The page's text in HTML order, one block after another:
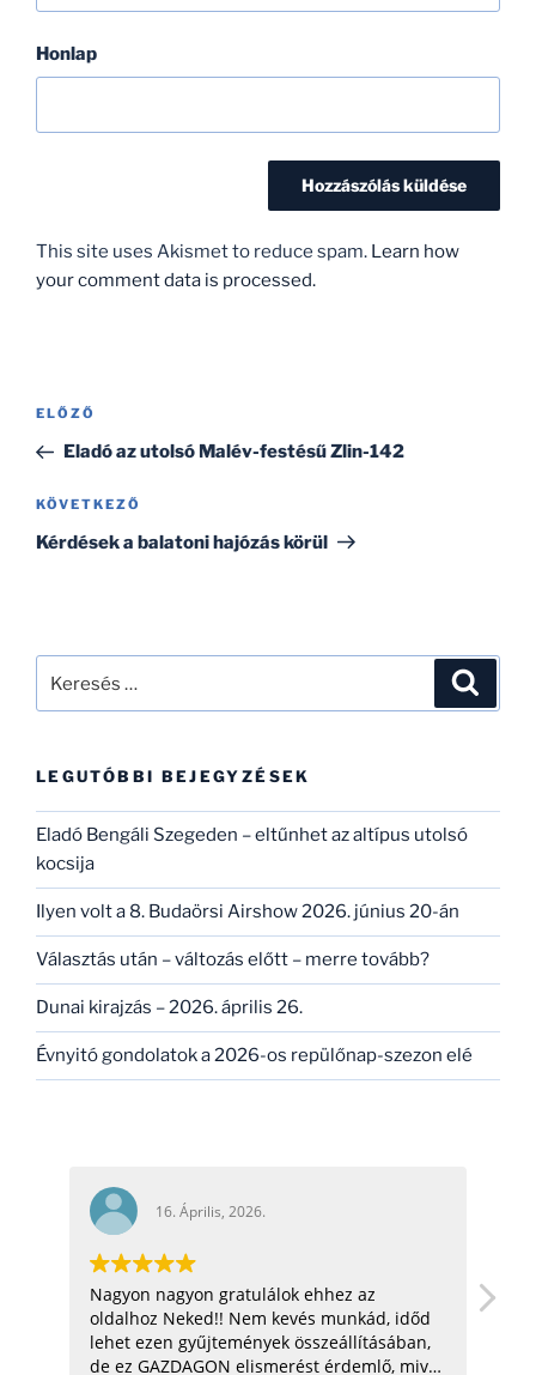
Honlap
This site uses Akismet to reduce spam. Learn how
your comment data is processed.
Bejegyzés
Korábbi
bejegyzés
ELŐZŐ
Eladó az utolsó Malév-festésű Zlin-142
Következő
bejegyzés
KÖVETKEZŐ
Kérdések a balatoni hajózás körül
LEGUTÓBBI BEJEGYZÉSEK
Eladó Bengáli Szegeden – eltűnhet az altípus utolsó
kocsija
Ilyen volt a 8. Budaörsi Airshow 2026. június 20-án
Választás után – változás előtt – merre tovább?
Dunai kirajzás – 2026. április 26.
Évnyitó gondolatok a 2026-os repülőnap-szezon elé
munkád, időd
érdemlő, mivel
16. Április, 2026.
hello! nagyon jó az oldal! =) csillagosötös:D
üdv: zoli